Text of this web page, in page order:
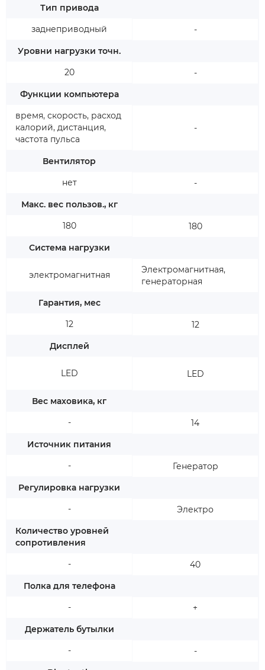
Тип привода
заднеприводный
Уровни нагрузки точн.
20
Функции компьютера
время, скорость, расход
калорий, дистанция,
частота пульса
Вентилятор
нет
Макс. вес пользов., кг
180
Система нагрузки
электромагнитная
Гарантия, мес
12
Дисплей
LED
Вес маховика, кг
-
Источник питания
-
Регулировка нагрузки
-
Количество уровней
сопротивления
-
Полка для телефона
-
Держатель бутылки
-
-
-
-
-
180
Электромагнитная,
генераторная
12
LED
14
Генератор
Электро
40
+
-